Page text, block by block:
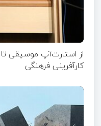
از استارت‌آپ موسیقی
کارآفرینی فرهنگی